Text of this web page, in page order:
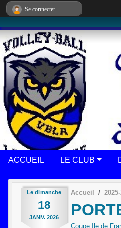
ACCUEIL LE CLUB
Le dimanche
18
JANV. 2026
Accueil
Coupe Ile de
Se connecter
Panneau de gestion des cookies